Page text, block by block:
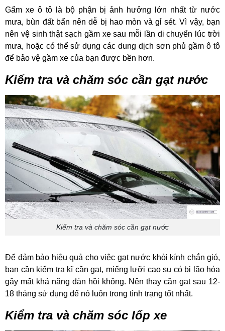
Gẩm xe ô tô là bộ phận bị ảnh hưởng lớn nhất từ nước
mưa, bùn đất bẩn nên dễ bị hao mòn và gỉ sét. Vì vậy, bạn
nên vệ sinh thật sạch gầm xe sau mỗi lần di chuyển lúc trời
mưa, hoặc có thể sử dụng các dung dịch sơn phủ gầm ô tô
để bảo vệ gầm xe của bạn được bền hơn.
Kiểm tra và chăm sóc cần gạt nước
Kiểm tra và chăm sóc cần gạt nước
Để đảm bảo hiệu quả cho việc gạt nước khỏi kính chắn gió,
bạn cần kiểm tra kĩ cần gạt, miếng lưỡi cao su có bị lão hóa
gây mất khả năng đàn hồi không. Nên thay cần gạt sau 12-
18 tháng sử dụng để nó luôn trong tình trạng tốt nhất.
Kiểm tra và chăm sóc lốp xe